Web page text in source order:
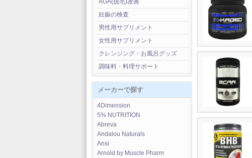
AGA(脱毛)改善
妊娠の検査
男性用サプリメント
女性用サプリメント
クレンジング・お風呂グッズ
調味料・料理サポート
メーカーで探す
4Dimension
5% NUTRITION
Abreva
Andalou Naturals
Ansi
Arnold by Muscle Pharm